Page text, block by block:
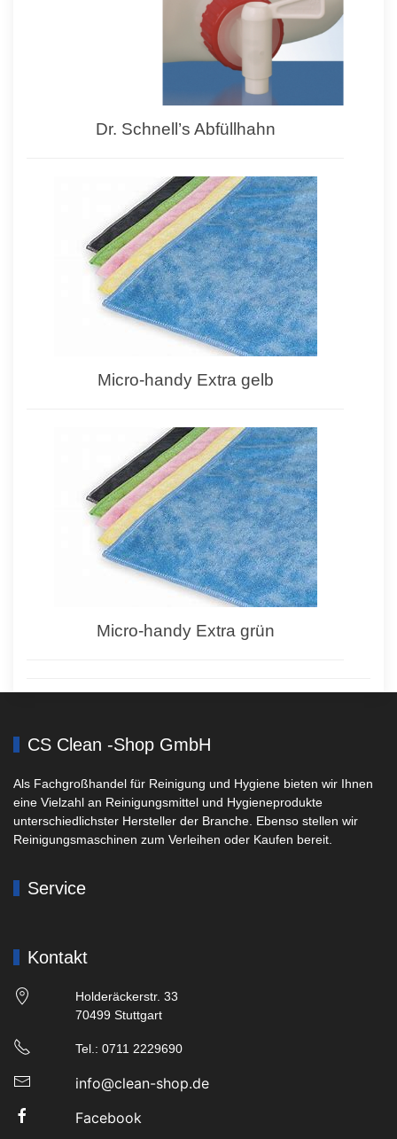
Dr. Schnell’s Abfüllhahn
Micro-handy Extra gelb
Micro-handy Extra grün
CS Clean -Shop GmbH
Als Fachgroßhandel für Reinigung und Hygiene bieten wir Ihnen
eine Vielzahl an Reinigungsmittel und Hygieneprodukte
unterschiedlichster Hersteller der Branche. Ebenso stellen wir
Reinigungsmaschinen zum Verleihen oder Kaufen bereit.
Service
Kontakt
Holderäckerstr. 33
70499 Stuttgart
Tel.: 0711 2229690
info@clean-shop.de
Facebook